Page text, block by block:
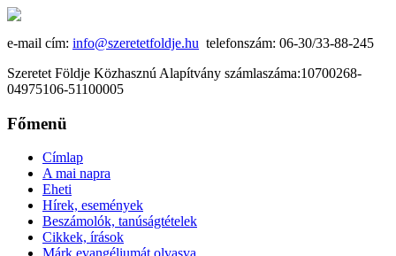
e-mail cím: info@szeretetfoldje.hu telefonszám: 06-30/33-88-245
Szeretet Földje Közhasznú Alapítvány számlaszáma:10700268-
04975106-51100005
Főmenü
Címlap
A mai napra
Eheti
Hírek, események
Beszámolók, tanúságtételek
Cikkek, írások